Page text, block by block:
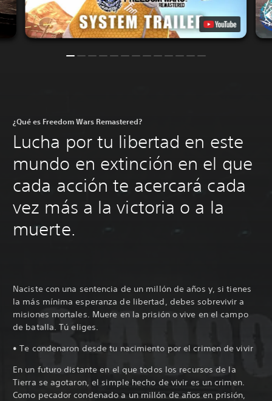
¿Qué es Freedom Wars Remastered?
Lucha por tu libertad en este
mundo en extinción en el que
cada acción te acercará cada
vez más a la victoria o a la
muerte.
Naciste con una sentencia de un millón de años y, si tienes
la más mínima esperanza de libertad, debes sobrevivir a
misiones mortales. Muere en la prisión o vive en el campo
de batalla. Tú eliges.
• Te condenaron desde tu nacimiento por el crimen de vivir
En un futuro distante en el que todos los recursos de la
Tierra se agotaron, el simple hecho de vivir es un crimen.
Como pecador condenado a un millón de años en prisión,